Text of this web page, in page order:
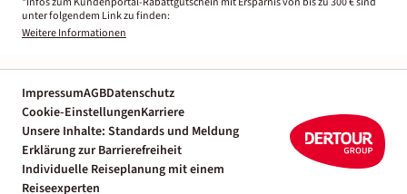
unter folgendem Link zu finden:
Weitere Informationen
ImpressumAGBDatenschutz
Cookie-EinstellungenKarriere
Unsere Inhalte: Standards und Meldung
Erklärung zur Barrierefreiheit
Individuelle Reiseplanung mit einem
Reiseexperten